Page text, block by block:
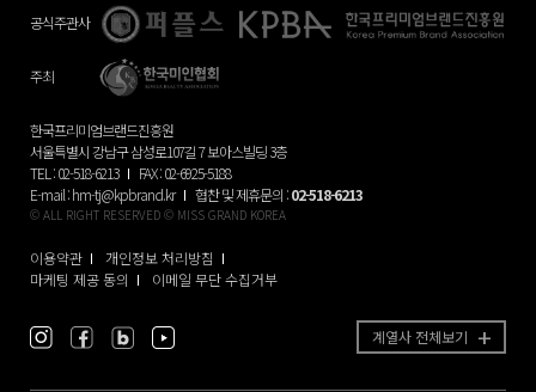
공식주관사
주최
한국프리미엄브랜드진흥원
서울특별시 강남구 삼성로107길 7 보아스빌딩 3층
TEL : 02-518-6213
FAX : 02-6925-5188
E-mail :hm-tj@kpbrand.kr 협찬 및 제휴문의 :02-518-6213
© ALL RIGHT RESERVED © MISS GRAND KOREA
이용약관
개인정보 처리방침
마케팅 제공 동의
이메일 무단 수집거부
계열사 전체보기